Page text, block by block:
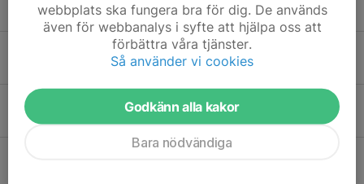
18 aug 2025 0
Kassör och caféansvarig sökes
16 aug 2025 0
Sommarbingo
webbplats ska fungera bra för dig. De används
även för webbanalys i syfte att hjälpa oss att
förbättra våra tjänster.
Så använder vi cookies
Godkänn alla kakor
Bara nödvändiga